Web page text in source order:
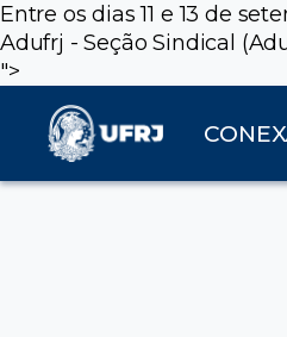
Entre os dias 11 e 13 de
Adufrj - Seção Sindical
">